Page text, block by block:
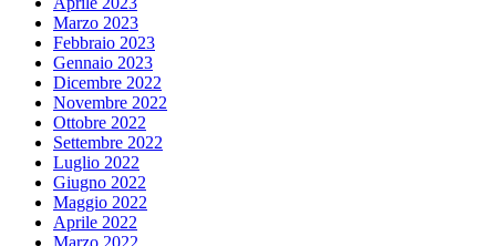
Marzo 2023
Febbraio 2023
Gennaio 2023
Dicembre 2022
Novembre 2022
Ottobre 2022
Settembre 2022
Luglio 2022
Giugno 2022
Maggio 2022
Aprile 2022
Marzo 2022